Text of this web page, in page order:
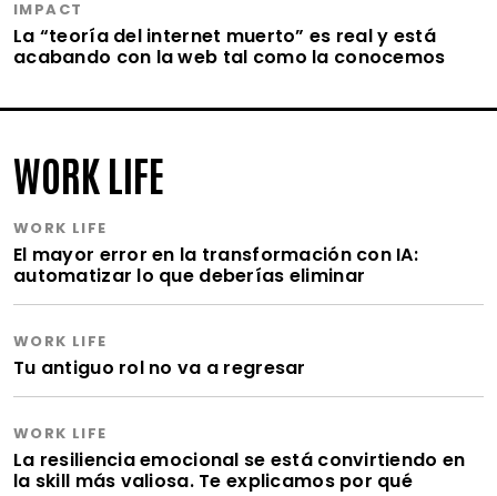
IMPACT
La “teoría del internet muerto” es real y está
acabando con la web tal como la conocemos
WORK LIFE
WORK LIFE
El mayor error en la transformación con IA:
automatizar lo que deberías eliminar
WORK LIFE
Tu antiguo rol no va a regresar
WORK LIFE
La resiliencia emocional se está convirtiendo en
la skill más valiosa. Te explicamos por qué